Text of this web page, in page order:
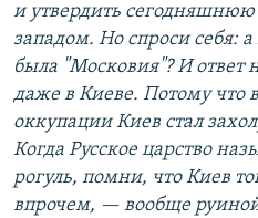
и утвердить
западом. Но спроси себя:
была "Московия"? И ответ
даже в Киеве. Потому что
оккупации Киев стал
Когда Русское царство
рогуль, помни, что Киев
впрочем, — вообще